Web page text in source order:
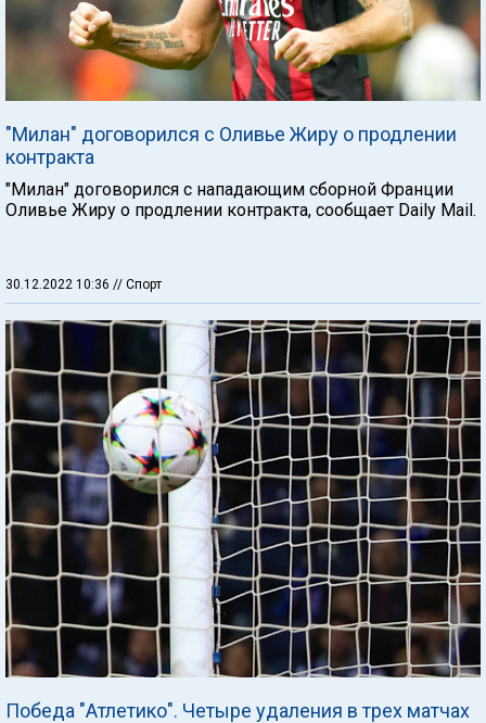
"Милан" договорился с Оливье Жиру о продлении
контракта
"Милан" договорился с нападающим сборной Франции
Оливье Жиру о продлении контракта, сообщает Daily Mail.
30.12.2022 10:36 // Спорт
Победа "Атлетико". Четыре удаления в трех матчах